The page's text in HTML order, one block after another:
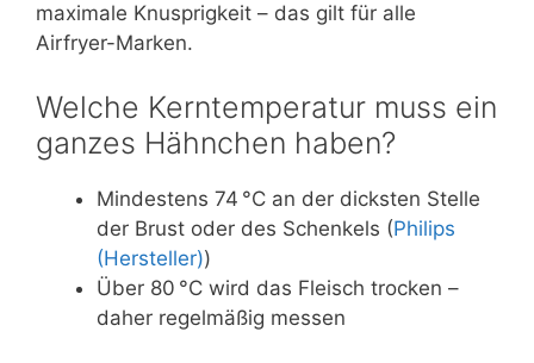
maximale Knusprigkeit – das gilt für alle
Airfryer-Marken.
Welche Kerntemperatur muss ein
ganzes Hähnchen haben?
Mindestens 74 °C an der dicksten Stelle
der Brust oder des Schenkels (Philips
(Hersteller))
Über 80 °C wird das Fleisch trocken –
daher regelmäßig messen